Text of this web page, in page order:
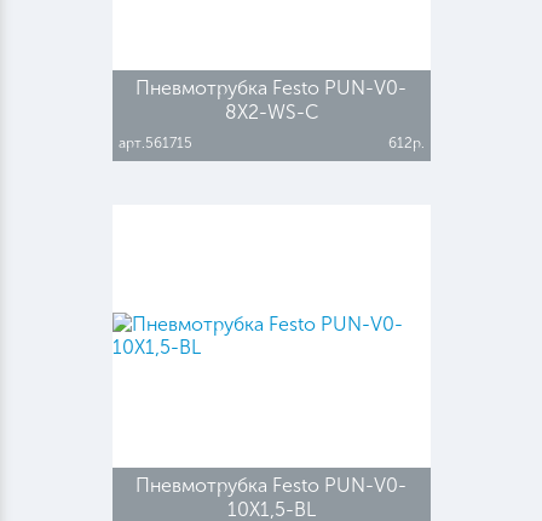
Пневмотрубка Festo PUN-V0-
8X2-WS-C
арт.561715 612р.
Пневмотрубка Festo PUN-V0-
10X1,5-BL